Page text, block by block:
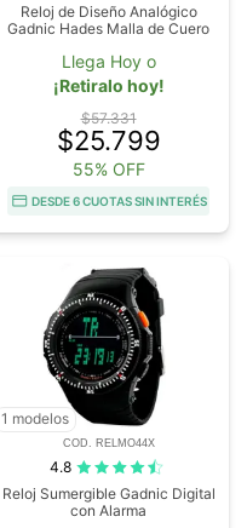
Reloj de Diseño Analógico
Gadnic Hades Malla de Cuero
Llega Hoy o
¡Retiralo hoy!
$57.331
$25.799
55% OFF
DESDE 6 CUOTAS SIN INTERÉS
1 modelos
COD. RELMO44X
4.8
Reloj Sumergible Gadnic Digital
con Alarma